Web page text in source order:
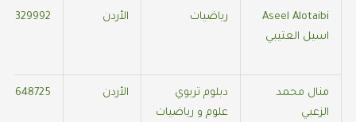
Aseel Alotaibi
اسيل العتيبي
رياضيات الأردن
منال محمد
الزعبي
دبلوم تربوي
علوم و رياضيات
الأردن